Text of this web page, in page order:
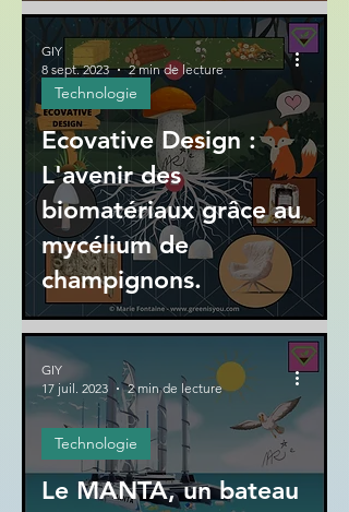
Ecovative Design :
L'avenir des
biomatériaux grâce au
mycélium de
champignons.
Technologie
GIY
8 sept. 2023
2 min de lecture
Le MANTA, un bateau
Technologie
GIY
17 juil. 2023
2 min de lecture